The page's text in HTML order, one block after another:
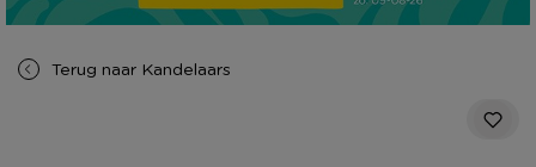
Terug naar Kandelaars